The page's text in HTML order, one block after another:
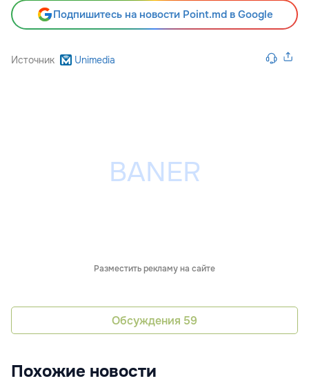
Подпишитесь на новости Point.md в Google
Источник Unimedia
Разместить рекламу на сайте
Обсуждения 59
Похожие новости